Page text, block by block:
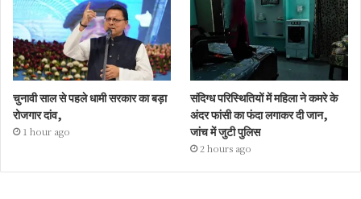
चुनावी साल से पहले धामी सरकार का बड़ा
रोजगार दांव,
1 hour ago
संदिग्ध परिस्थितियों में महिला ने कमरे के
अंदर फांसी का फंदा लगाकर दी जान,
जांच में जुटी पुलिस
2 hours ago